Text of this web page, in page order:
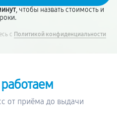
, чтобы назвать стоимость и
с Политикой конфиденциальности
работаем
от приёма до выдачи